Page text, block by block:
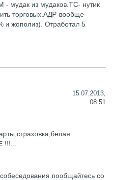
мудак из мудаков.ТС- нутик
торговых.АДР-вообще
и жополиз). Отработал 5
15.07.2013,
08:51
пообщайтесь со